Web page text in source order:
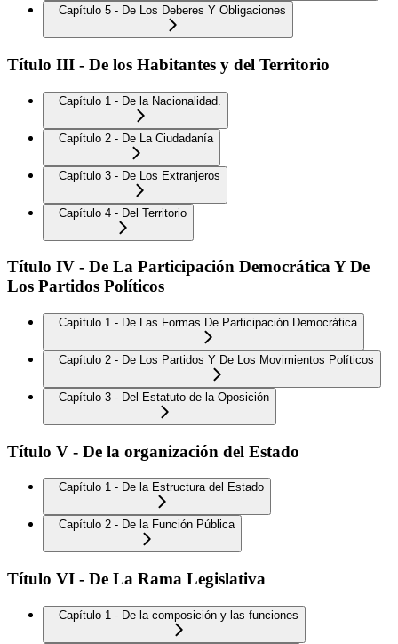
Capítulo 5 - De Los Deberes Y Obligaciones
Título III - De los Habitantes y del Territorio
Capítulo 1 - De la Nacionalidad.
Capítulo 2 - De La Ciudadanía
Capítulo 3 - De Los Extranjeros
Capítulo 4 - Del Territorio
Título IV - De La Participación Democrática Y De
Los Partidos Políticos
Capítulo 1 - De Las Formas De Participación Democrática
Capítulo 2 - De Los Partidos Y De Los Movimientos Políticos
Capítulo 3 - Del Estatuto de la Oposición
Título V - De la organización del Estado
Capítulo 1 - De la Estructura del Estado
Capítulo 2 - De la Función Pública
Título VI - De La Rama Legislativa
Capítulo 1 - De la composición y las funciones